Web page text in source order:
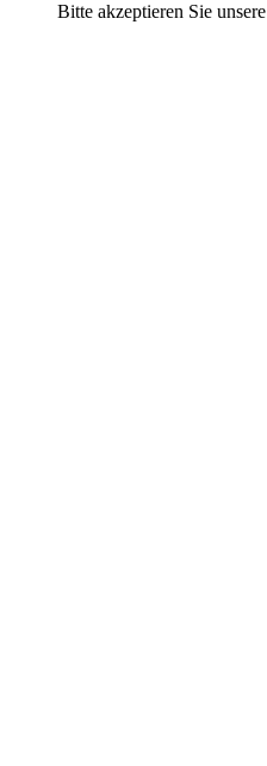
Bitte akzeptieren Sie unsere